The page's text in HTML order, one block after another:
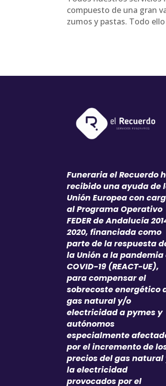
compuesto de una gran
zumos y pastas. Todo
Funeraria el Recuerdo
recibido una ayuda de
Unión Europea con
al Programa Operativo
FEDER de Andalucía
2020, financiada como
parte de la respuesta
la Unión a la pandemia
COVID-19 (REACT-UE),
para compensar el
sobrecoste energético
gas natural y/o
electricidad a pymes y
autónomos
especialmente
por el incremento de
precios del gas natural
la electricidad
provocados por el